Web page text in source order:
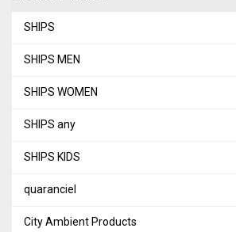
SHIPS
SHIPS MEN
SHIPS WOMEN
SHIPS any
SHIPS KIDS
quaranciel
City Ambient Products